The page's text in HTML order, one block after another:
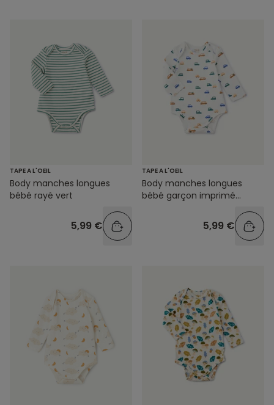
TAPE A L'OEIL
Body manches longues
bébé rayé vert
5,99 €
TAPE A L'OEIL
Body manches longues
bébé garçon imprimé
5,99 €